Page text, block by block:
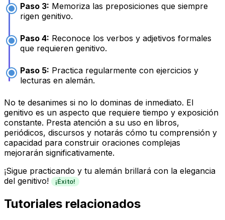
Paso 3: Memoriza las preposiciones que siempre
rigen genitivo.
Paso 4: Reconoce los verbos y adjetivos formales
que requieren genitivo.
Paso 5: Practica regularmente con ejercicios y
lecturas en alemán.
No te desanimes si no lo dominas de inmediato. El
genitivo es un aspecto que requiere tiempo y exposición
constante. Presta atención a su uso en libros,
periódicos, discursos y notarás cómo tu comprensión y
capacidad para construir oraciones complejas
mejorarán significativamente.
¡Sigue practicando y tu alemán brillará con la elegancia
del genitivo!
¡Éxito!
Tutoriales relacionados